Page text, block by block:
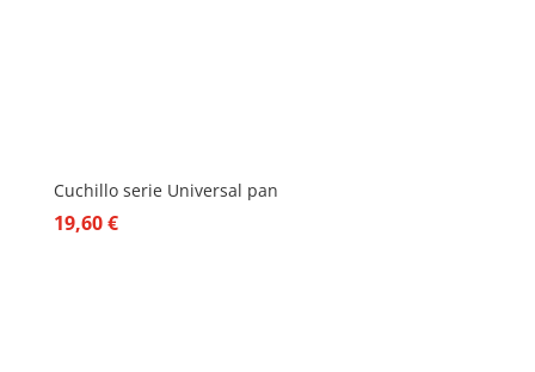
Cuchillo serie Universal pan
19,60€